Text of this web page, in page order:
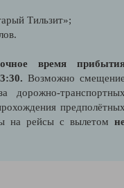
Тильзит»;
время
Возможно
дорожно-
на рейсы с вылетом